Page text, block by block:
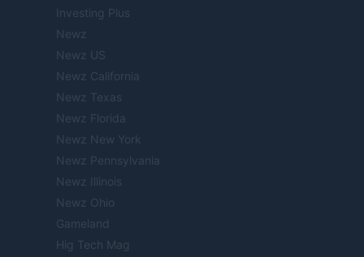
Investing Plus
Newz
Newz US
Newz California
Newz Texas
Newz Florida
Newz New York
Newz Pennsylvania
Newz Illinois
Newz Ohio
Gameland
Hig Tech Mag